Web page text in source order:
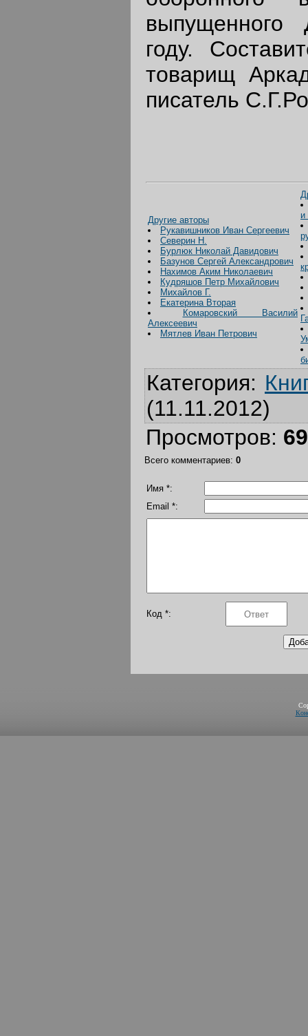
выпущенного
году.
товарищ
писатель
Другие авторы
Рукавишников Иван Сергеевич
Северин Н.
Бурлюк Николай Давидович
Базунов Сергей Александрович
Нахимов Аким Николаевич
Кудряшов Петр Михайлович
Михайлов Г.
Екатерина Вторая
Комаровский Василий
Алексеевич
Мятлев Иван Петрович
и
Категория:
(11.11.2012)
Просмотров:
Всего комментариев: 0
Имя *:
Email *:
Код *: